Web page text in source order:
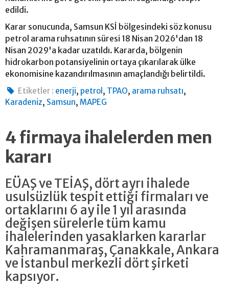
edildi.
Karar sonucunda, Samsun KSİ bölgesindeki söz konusu
petrol arama ruhsatının süresi 18 Nisan 2026'dan 18
Nisan 2029'a kadar uzatıldı. Kararda, bölgenin
hidrokarbon potansiyelinin ortaya çıkarılarak ülke
ekonomisine kazandırılmasının amaçlandığı belirtildi.
Etiketler : enerji, petrol , TPAO, arama ruhsatı,
Karadeniz, Samsun, MAPEG
4 firmaya ihalelerden men
kararı
EÜAŞ ve TEİAŞ, dört ayrı ihalede
usulsüzlük tespit ettiği firmaları ve
ortaklarını 6 ay ile 1 yıl arasında
değişen sürelerle tüm kamu
ihalelerinden yasaklarken kararlar
Kahramanmaraş, Çanakkale, Ankara
ve İstanbul merkezli dört şirketi
kapsıyor.